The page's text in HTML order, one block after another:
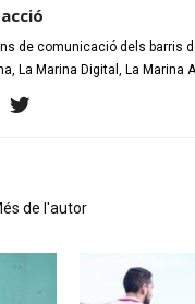
de comunicació dels barris
La Marina Digital, La Marina
de l'autor